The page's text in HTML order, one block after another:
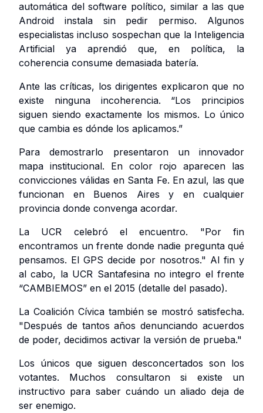
automática del software político, similar a las que
Android instala sin pedir permiso. Algunos
especialistas incluso sospechan que la Inteligencia
Artificial ya aprendió que, en política, la
coherencia consume demasiada batería.
Ante las críticas, los dirigentes explicaron que no
existe ninguna incoherencia. “Los principios
siguen siendo exactamente los mismos. Lo único
que cambia es dónde los aplicamos.”
Para demostrarlo presentaron un innovador
mapa institucional. En color rojo aparecen las
convicciones válidas en Santa Fe. En azul, las que
funcionan en Buenos Aires y en cualquier
provincia donde convenga acordar.
La UCR celebró el encuentro. "Por fin
encontramos un frente donde nadie pregunta qué
pensamos. El GPS decide por nosotros." Al fin y
al cabo, la UCR Santafesina no integro el frente
“CAMBIEMOS” en el 2015 (detalle del pasado).
La Coalición Cívica también se mostró satisfecha.
"Después de tantos años denunciando acuerdos
de poder, decidimos activar la versión de prueba."
Los únicos que siguen desconcertados son los
votantes. Muchos consultaron si existe un
instructivo para saber cuándo un aliado deja de
ser enemigo.